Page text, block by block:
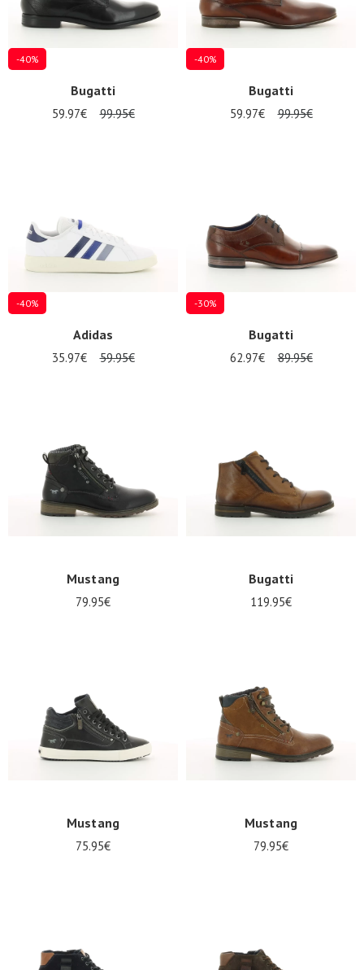
Nos 11
magasins
Bon
cadeau
-40%
Bugatti
59.97€ 99.95€
-40%
Bugatti
59.97€ 99.95€
-40%
Adidas
35.97€ 59.95€
-30%
Bugatti
62.97€ 89.95€
Mustang
79.95€
Bugatti
119.95€
Mustang
75.95€
Mustang
79.95€